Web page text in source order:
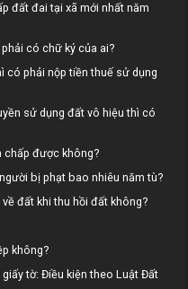
đất đai tại xã mới nhất năm
có chữ ký của ai?
có phải nộp tiền thuế sử dụng
sử dụng đất vô hiệu thì có
chấp được không?
bị phạt bao nhiêu năm tù?
đất khi thu hồi đất không?
không?
tờ: Điều kiện theo Luật Đất